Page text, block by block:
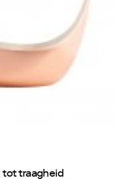
tot traagheid